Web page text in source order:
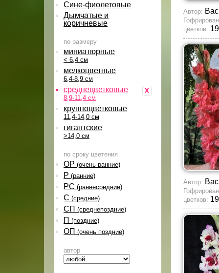
Сине-фиолетовые
Дымчатые и
коричневые
по размеру
миниатюрные
< 6,4 см
мелкоцветные
6,4-8,9 см
x
среднецветковые
8,9-11,4 см
крупноцветковые
11,4-14,0 см
гигантские
>14,0 см
по сроку цветения
ОР (очень ранние)
Р (ранние)
РС (раннесредние)
С (средние)
СП (среднепоздние)
П (поздние)
ОП (очень поздние)
автор
Автор:
цветков:
Автор:
цветков: